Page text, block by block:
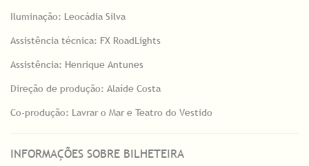
Iluminação: Leocádia Silva
Assistência técnica: FX RoadLights
Assistência: Henrique Antunes
Direção de produção: Alaíde Costa
Co-produção: Lavrar o Mar e Teatro do Vestido
INFORMAÇÕES SOBRE BILHETEIRA